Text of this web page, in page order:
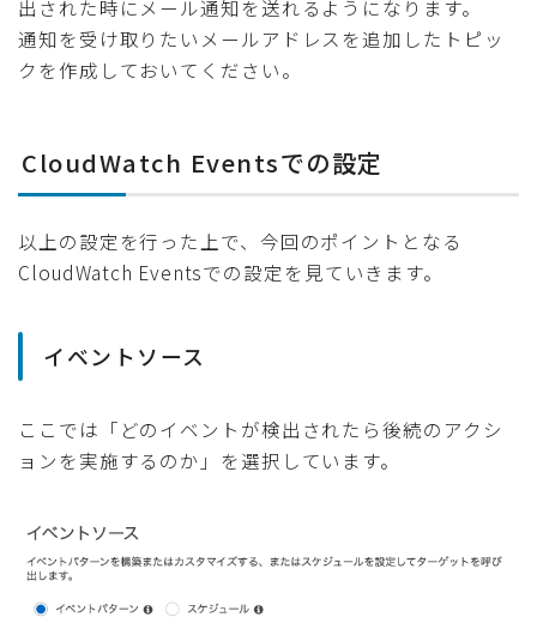
出された時にメール通知を送れるようになります。
通知を受け取りたいメールアドレスを追加したトピッ
クを作成しておいてください。
CloudWatch Eventsでの設定
以上の設定を行った上で、今回のポイントとなる
CloudWatch Eventsでの設定を見ていきます。
イベントソース
ここでは「どのイベントが検出されたら後続のアクシ
ョンを実施するのか」を選択しています。